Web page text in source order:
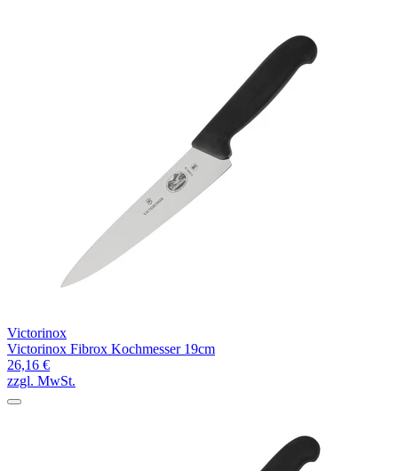
Victorinox
Victorinox Fibrox Kochmesser 19cm
26,16 €
zzgl. MwSt.